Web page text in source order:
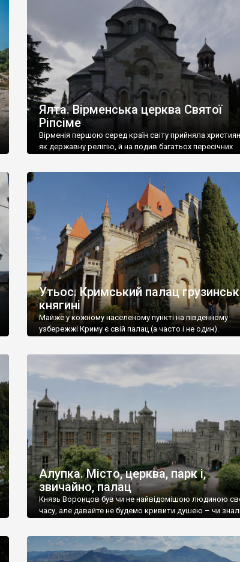
називаються «повстяками» (postaki)…” “Вино. Крим
виробляє відмінне вино і його вдосталь: воно все
легке біле і дуже […]
Ялта. Вірменська церква Святої
Ріпсіме
Вірменія першою серед країн світу прийняла
як державну релігію, й на подив багатьох пересічних
Утьос. Кримський палац
княгині
Майже у кожному населеному пункті на південному
узбережжі Криму є свій палац (а часто і не один).
Алупка. Місто, церква, парк і,
звичайно, палац
Князь Воронцов був чи не найвідомішою людиною
часу, але давайте не будемо кривити душею – чи